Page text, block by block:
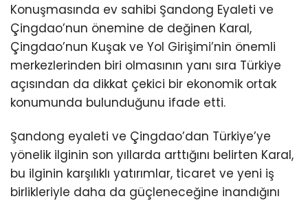
Konuşmasında ev sahibi Şandong Eyaleti ve
Çingdao’nun önemine de değinen Karal,
Çingdao’nun Kuşak ve Yol Girişimi’nin önemli
merkezlerinden biri olmasının yanı sıra Türkiye
açısından da dikkat çekici bir ekonomik ortak
konumunda bulunduğunu ifade etti.
Şandong eyaleti ve Çingdao’dan Türkiye’ye
yönelik ilginin son yıllarda arttığını belirten Karal,
bu ilginin karşılıklı yatırımlar, ticaret ve yeni iş
birlikleriyle daha da güçleneceğine inandığını